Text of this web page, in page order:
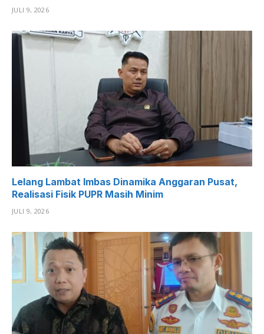
JULI 9, 2026
Lelang Lambat Imbas Dinamika Anggaran Pusat,
Realisasi Fisik PUPR Masih Minim
JULI 9, 2026